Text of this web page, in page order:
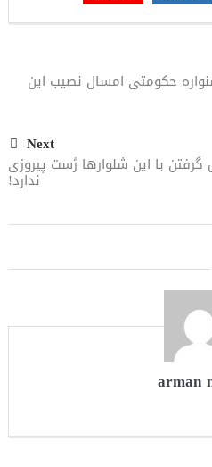
حکومتی امسال نصیب این
Next
با این شلوارها ژست پیروزی
ندارد!
arman